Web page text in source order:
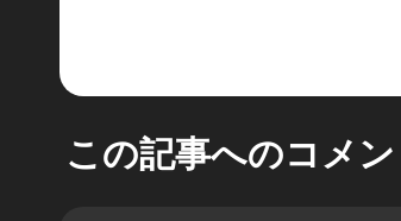
この記事へのコメン